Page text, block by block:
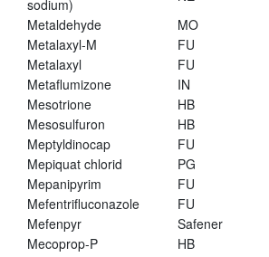
sodium)
Metaldehyde MO
Metalaxyl-M
FU
Metalaxyl
FU
Metaflumizone
IN
Mesotrione
HB
Mesosulfuron
HB
Meptyldinocap
FU
Mepiquat chlorid
PG
Mepanipyrim
FU
Mefentrifluconazole
FU
Mefenpyr
Safener
Mecoprop-P
HB